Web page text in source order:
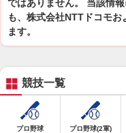
ではありません。 当該情
も、株式会社NTTドコモ
ます。
競技一覧
プロ野球 プロ野球(2軍)